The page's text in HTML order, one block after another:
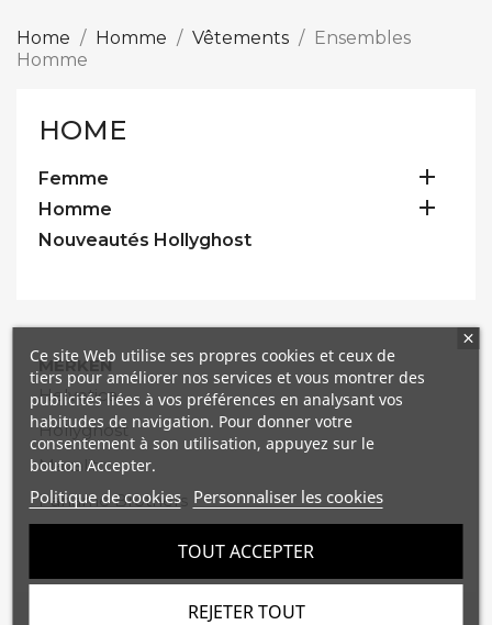
Home Homme Vêtements
Ensembles
Homme
HOME
Femme 
Homme 
Nouveautés Hollyghost
MERKEN
Helvetica
Hollyghost
Mazalito
Paname Brothers
Ce site Web utilise ses propres cookies et ceux de
tiers pour améliorer nos services et vous montrer des
publicités liées à vos préférences en analysant vos
habitudes de navigation. Pour donner votre
consentement à son utilisation, appuyez sur le
bouton Accepter.
Politique de cookies Personnaliser les cookies
REJETER TOUT
TOUT ACCEPTER